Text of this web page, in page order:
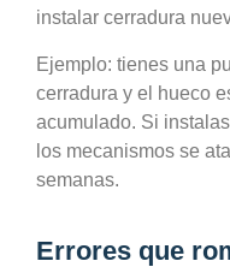
instalar cerradura
Ejemplo: tienes una
cerradura y el hueco
acumulado. Si
los mecanismos se
semanas.
Errores que